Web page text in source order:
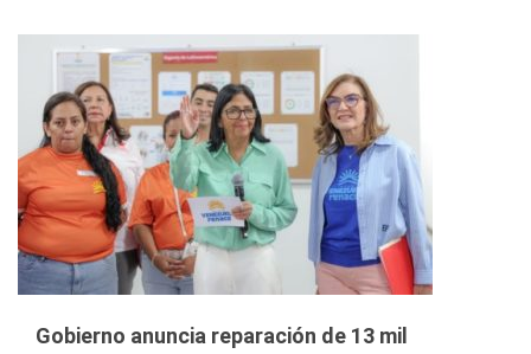
Gobierno anuncia reparación de 13 mil